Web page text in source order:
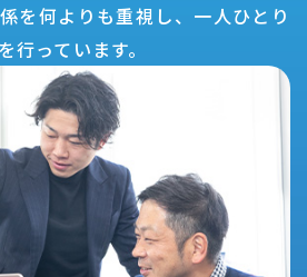
を何よりも重視し、一人ひとり
行っています。